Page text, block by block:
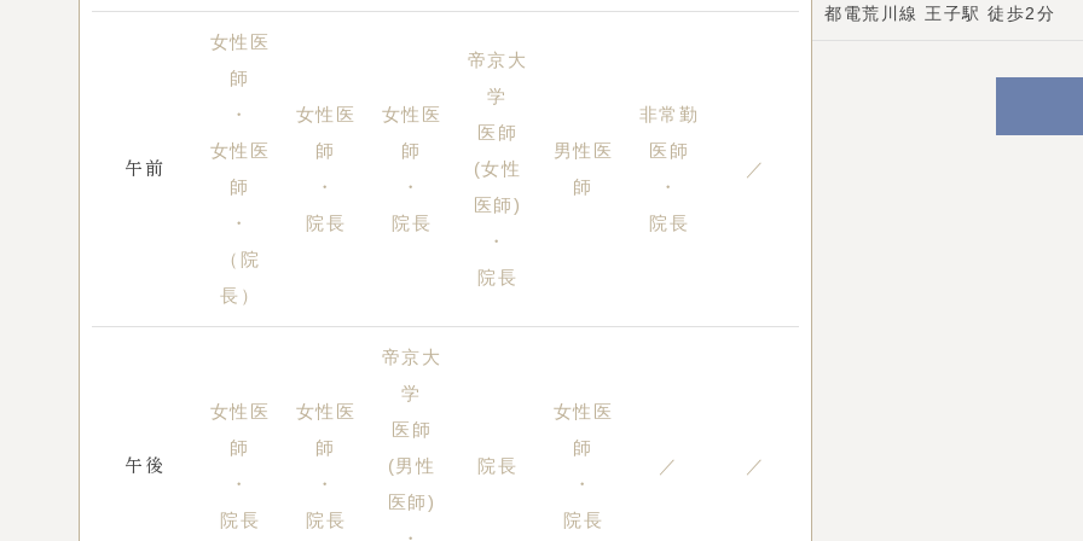
午前
女性医
師
・
女性医
師
・
（院
長）
女性医
師
・
院長
女性医
師
・
院長
帝京大
学
医師
(女性
医師)
・
院長
男性医
師
非常勤
医師
・
院長
／
午後
女性医
師
・
院長
女性医
師
・
院長
帝京大
学
医師
(男性
医師)
院長
女性医
師
・
院長
／ ／
都電荒川線 王子駅 徒歩2分